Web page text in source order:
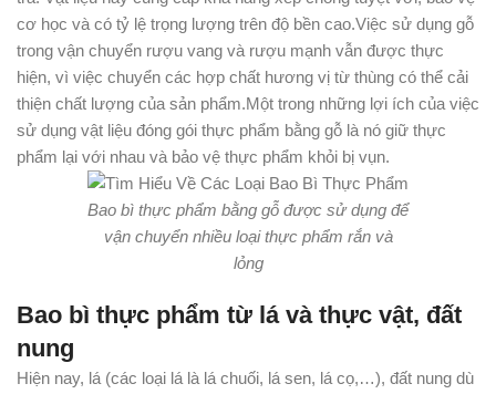
cơ học và có tỷ lệ trọng lượng trên độ bền cao.Việc sử dụng gỗ
trong vận chuyển rượu vang và rượu mạnh vẫn được thực
hiện, vì việc chuyển các hợp chất hương vị từ thùng có thể cải
thiện chất lượng của sản phẩm.Một trong những lợi ích của việc
sử dụng vật liệu đóng gói thực phẩm bằng gỗ là nó giữ thực
phẩm lại với nhau và bảo vệ thực phẩm khỏi bị vụn.
Bao bì thực phẩm bằng gỗ được sử dụng để
vận chuyển nhiều loại thực phẩm rắn và
lỏng
Bao bì thực phẩm từ lá và thực vật, đất
nung
Hiện nay, lá (các loại lá là lá chuối, lá sen, lá cọ,…), đất nung dù